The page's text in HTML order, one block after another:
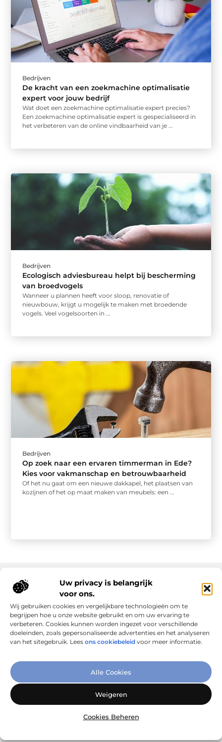
Uw privacy is belangrijk
voor ons.
Wij gebruiken cookies en vergelijkbare technologieën om te
begrijpen hoe u onze website gebruikt en om uw ervaring te
verbeteren. Cookies kunnen worden ingezet voor verschillende
doeleinden, zoals gepersonaliseerde advertenties en het analyseren
van het sitegebruik. Lees ons cookiebeleid voor meer informatie.
Alle Cookies
Weigeren
Cookies Beheren
Bedrijven
De kracht van een zoekmachine optimalisatie
expert voor jouw bedrijf
Wat doet een zoekmachine optimalisatie expert precies?
Een zoekmachine optimalisatie expert is gespecialiseerd in
het verbeteren van de online vindbaarheid van je ...
Bedrijven
Ecologisch adviesbureau helpt bij bescherming
van broedvogels
Wanneer u plannen heeft voor sloop, renovatie of
nieuwbouw, krijgt u mogelijk te maken met broedende
vogels. Veel vogelsoorten in ...
Bedrijven
Op zoek naar een ervaren timmerman in Ede?
Kies voor vakmanschap en betrouwbaarheid
Of het nu gaat om een nieuwe dakkapel, het plaatsen van
kozijnen of het op maat maken van meubels: een ...
Verbind Artikelen, Deel Inzichten
vandaag nog!
Onze informatie